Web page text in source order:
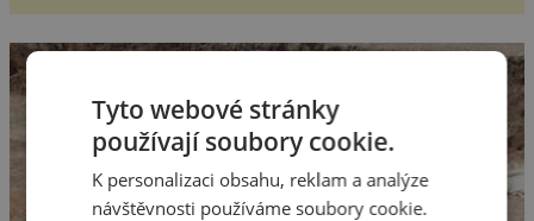
Tyto webové stránky
používají soubory cookie.
K personalizaci obsahu, reklam a analýze
návštěvnosti používáme soubory cookie.